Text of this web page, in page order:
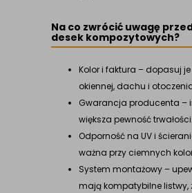
Na co zwrócić uwagę
desek kompozytowych?
Kolor i faktura – dopasuj
okiennej, dachu i
Gwarancja producenta –
większa pewność trwałości.
Odporność na UV i
ważna przy ciemnych
System montażowy –
mają kompatybilne listwy,